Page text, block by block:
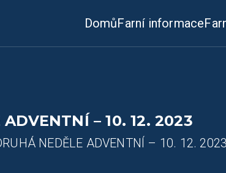
DomůFarní informace
– 10. 12. 2023
NEDĚLE ADVENTNÍ – 10. 12. 2023